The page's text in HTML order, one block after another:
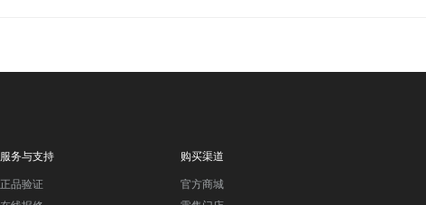
服务与支持
正品验证
购买渠道
官方商城